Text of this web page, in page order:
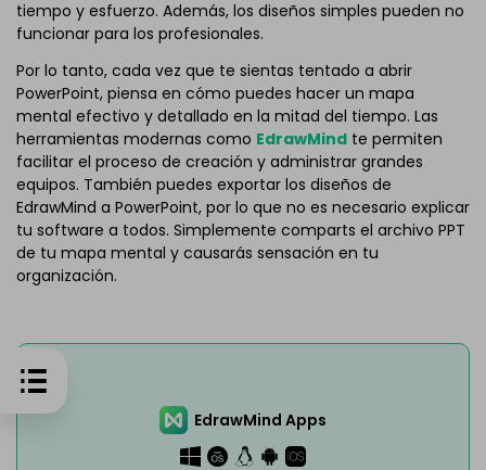
tiempo y esfuerzo. Además, los diseños simples pueden no
funcionar para los profesionales.
Por lo tanto, cada vez que te sientas tentado a abrir
PowerPoint, piensa en cómo puedes hacer un mapa
mental efectivo y detallado en la mitad del tiempo. Las
herramientas modernas como EdrawMind te permiten
facilitar el proceso de creación y administrar grandes
equipos. También puedes exportar los diseños de
EdrawMind a PowerPoint, por lo que no es necesario explicar
tu software a todos. Simplemente comparts el archivo PPT
de tu mapa mental y causarás sensación en tu
organización.
EdrawMind Apps